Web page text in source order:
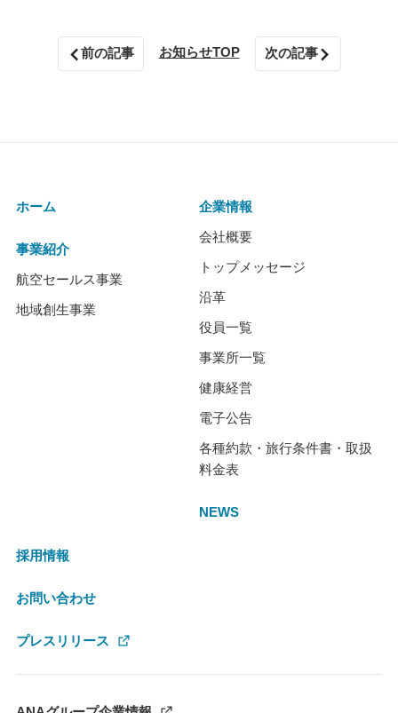
前の記事 お知らせTOP 次の記事
ホーム
事業紹介
航空セールス事業
地域創生事業
企業情報
会社概要
トップメッセージ
沿革
役員一覧
事業所一覧
健康経営
電子公告
各種約款・旅行条件書・取扱
料金表
NEWS
採用情報
お問い合わせ
プレスリリース